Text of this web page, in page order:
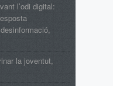
l’odi digital:
la joventut,